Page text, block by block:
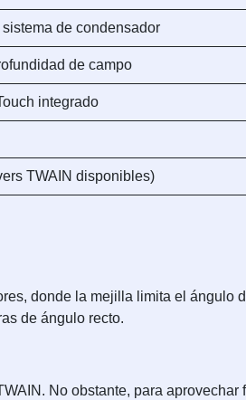
de condensador
de campo
integrado
TWAIN disponibles)
donde la mejilla limita el ángulo
de ángulo recto.
No obstante, para aprovechar